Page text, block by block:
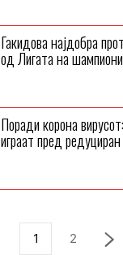
Гакидова најдобра
од Лигата на
Поради корона
играат пред
1 2